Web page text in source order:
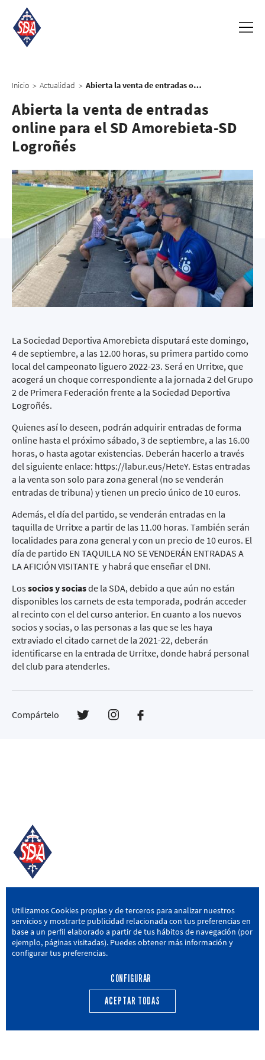
Inicio > Actualidad > Abierta la venta de entradas online para el SD Amorebieta-SD Logroñés
Abierta la venta de entradas
online para el SD Amorebieta-SD
Logroñés
La Sociedad Deportiva Amorebieta disputará este domingo,
4 de septiembre, a las 12.00 horas, su primera partido como
local del campeonato liguero 2022-23. Será en Urritxe, que
acogerá un choque correspondiente a la jornada 2 del Grupo
2 de Primera Federación frente a la Sociedad Deportiva
Logroñés.
Quienes así lo deseen, podrán adquirir entradas de forma
online hasta el próximo sábado, 3 de septiembre, a las 16.00
horas, o hasta agotar existencias. Deberán hacerlo a través
del siguiente enlace: https://labur.eus/HeteY. Estas entradas
a la venta son solo para zona general (no se venderán
entradas de tribuna) y tienen un precio único de 10 euros.
Además, el día del partido, se venderán entradas en la
taquilla de Urritxe a partir de las 11.00 horas. También serán
localidades para zona general y con un precio de 10 euros. El
día de partido EN TAQUILLA NO SE VENDERÁN ENTRADAS A
LA AFICIÓN VISITANTE y habrá que enseñar el DNI.
Lossocios y sociasde la SDA, debido a que aún no están
disponibles los carnets de esta temporada, podrán acceder
al recinto con el del curso anterior. En cuanto a los nuevos
socios y socias, o las personas a las que se les haya
extraviado el citado carnet de la 2021-22, deberán
identificarse en la entrada de Urritxe, donde habrá personal
del club para atenderles.
Compártelo
SD AMOREBIETA
San Miguel Kalea, 16, 48340 Amorebieta, Bizkaia
946 604 751 | sda@sdamorebieta.eus
CANTERA ACTUALIDAD
Utilizamos Cookies propias y de terceros para analizar nuestros
servicios y mostrarte publicidad relacionada con tus preferencias en
base a un perfil elaborado a partir de tus hábitos de navegación (por
ejemplo, páginas visitadas). Puedes obtener más información y
configurar tus preferencias.
CONFIGURAR
ACEPTAR TODAS